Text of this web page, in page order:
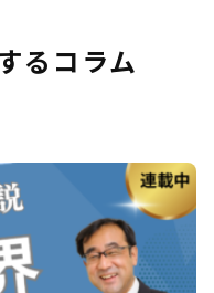
るコラム